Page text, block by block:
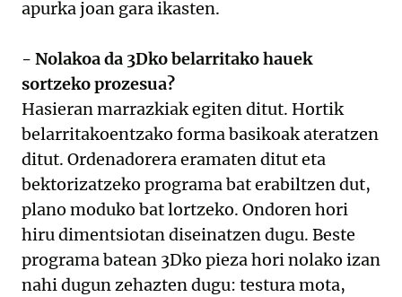
apurka joan gara ikasten.
- Nolakoa da 3Dko belarritako hauek
sortzeko prozesua?
Hasieran marrazkiak egiten ditut. Hortik
belarritakoentzako forma basikoak ateratzen
ditut. Ordenadorera eramaten ditut eta
bektorizatzeko programa bat erabiltzen dut,
plano moduko bat lortzeko. Ondoren hori
hiru dimentsiotan diseinatzen dugu. Beste
programa batean 3Dko pieza hori nolako izan
nahi dugun zehazten dugu: testura mota,